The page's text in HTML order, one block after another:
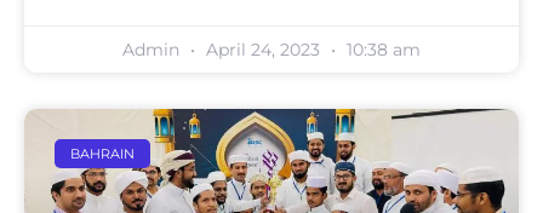
Admin April 24, 2023 10:38 am
BAHRAIN